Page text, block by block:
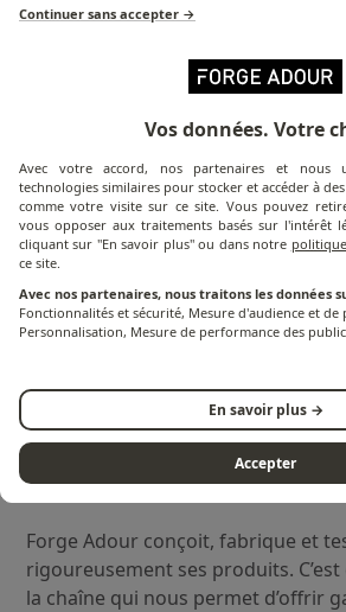
La première couche sert à
La troisième, applique une
L’absence de solvants et de
de ce revêtement la meilleure des
exigences de protection du produit,
utilisateurs et de l’environnement.
bénéficie du label Smart
garantit une meilleure résistance à
UV et aux chocs.
Des produits garantis
Forge Adour conçoit, fabrique et
rigoureusement ses produits.
la chaîne qui nous permet d’offrir
Continuer sans accepter →
Vos données. Votre
Avec votre accord, nos partenaires et nous
technologies similaires pour stocker et accéder à
comme votre visite sur ce site. Vous pouvez
vous opposer aux traitements basés sur l'intérêt
cliquant sur "En savoir plus" ou dans notre
ce site.
Avec nos partenaires, nous traitons les données
Fonctionnalités et sécurité, Mesure d'audience et
Personnalisation, Mesure de performance des
En savoir plus →
Accepter